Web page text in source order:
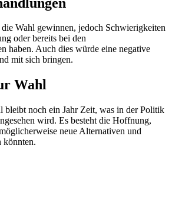
Wahl gewinnen, jedoch Schwierigkeiten
oder bereits bei den
haben. Auch dies würde eine negative
mit sich bringen.
Wahl
bleibt noch ein Jahr Zeit, was in der Politik
wird. Es besteht die Hoffnung,
neue Alternativen und
könnten.